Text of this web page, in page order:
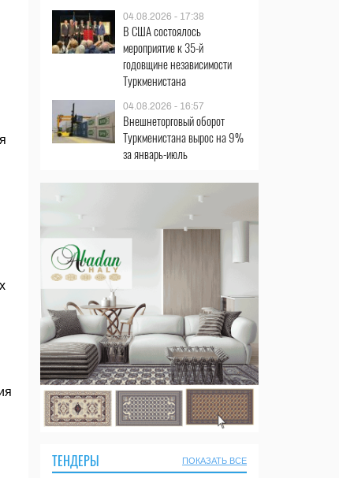
04.08.2026 - 17:38
В США состоялось
мероприятие к 35-й
годовщине независимости
Туркменистана
04.08.2026 - 16:57
Внешнеторговый оборот
Туркменистана вырос на 9%
за январь-июль
ТЕНДЕРЫ ПОКАЗАТЬ ВСЕ